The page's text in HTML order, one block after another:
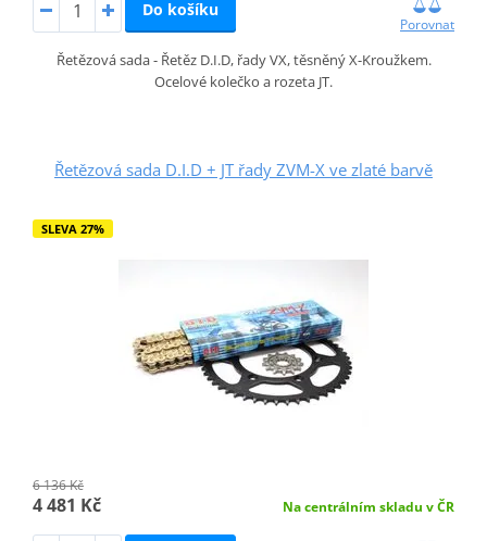
Do košíku
Porovnat
Řetězová sada - Řetěz D.I.D, řady VX, těsněný X-Kroužkem.
Ocelové kolečko a rozeta JT.
Řetězová sada D.I.D + JT řady ZVM-X ve zlaté barvě
SLEVA 27%
6 136 Kč
4 481 Kč Na centrálním skladu v ČR